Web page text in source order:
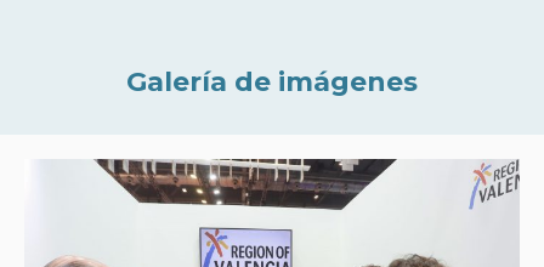
Galería de imágenes